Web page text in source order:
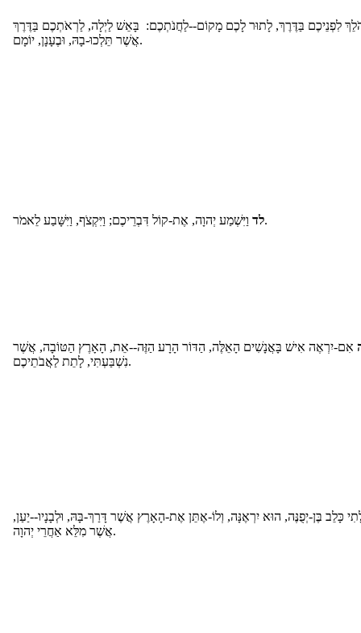
לִפְנֵיכֶם בַּדֶּרֶךְ, לָתוּר לָכֶם מָקוֹם--לַחֲנֹתְכֶם: בָּאֵשׁ לַיְלָה, לַרְאֹתְכֶם בַּדֶּרֶךְ
אֲשֶׁר תֵּלְכוּ-בָהּ, וּבֶעָנָן, יוֹמָם.
לדוַיִּשְׁמַע יְהוָה, אֶת-קוֹל דִּבְרֵיכֶם; וַיִּקְצֹף, וַיִּשָּׁבַע לֵאמֹר.
אִם-יִרְאֶה אִישׁ בָּאֲנָשִׁים הָאֵלֶּה, הַדּוֹר הָרָע הַזֶּה--אֵת, הָאָרֶץ הַטּוֹבָה, אֲשֶׁר
נִשְׁבַּעְתִּי, לָתֵת לַאֲבֹתֵיכֶם.
כָּלֵב בֶּן-יְפֻנֶּה, הוּא יִרְאֶנָּה, וְלוֹ-אֶתֵּן אֶת-הָאָרֶץ אֲשֶׁר דָּרַךְ-בָּהּ, וּלְבָנָיו--יַעַן,
אֲשֶׁר מִלֵּא אַחֲרֵי יְהוָה.